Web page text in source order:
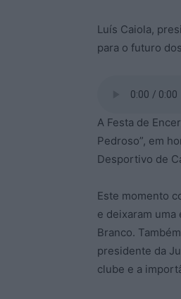
Luís Caiola,
para o futuro
A Festa de
Pedroso”, em
Desportivo de
Este momento
e deixaram
Branco.
presidente da
clube e a